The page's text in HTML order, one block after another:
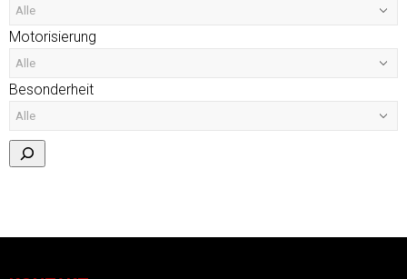
Motorisierung
Besonderheit